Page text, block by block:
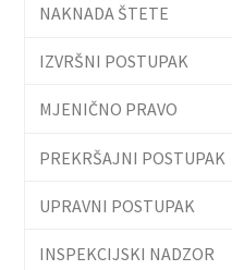
NAKNADA ŠTETE
IZVRŠNI POSTUPAK
MJENIČNO PRAVO
PREKRŠAJNI POSTUPAK
UPRAVNI POSTUPAK
INSPEKCIJSKI NADZOR